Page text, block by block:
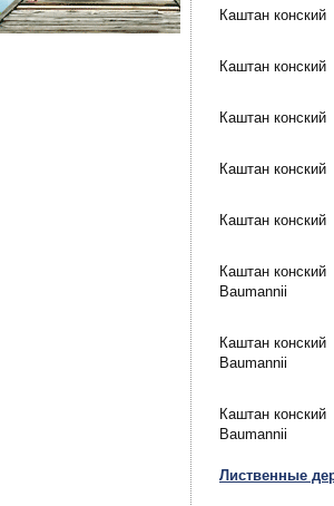
Каштан конский
Каштан конский
Каштан конский
Каштан конский
Каштан конский
Каштан конский
Baumannii
Каштан конский
Baumannii
Каштан конский
Baumannii
Лиственные